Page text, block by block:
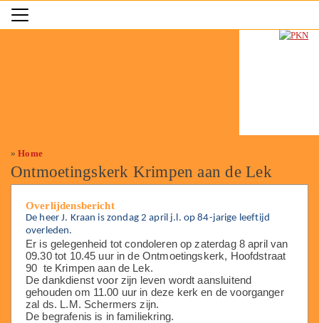
»Home
Ontmoetingskerk Krimpen aan de Lek
Overlijdensbericht
De heer J. Kraan is zondag 2 april j.l. op 84-jarige leeftijd
overleden.
Er is gelegenheid tot condoleren op zaterdag 8 april van
09.30 tot 10.45 uur in de Ontmoetingskerk, Hoofdstraat
90 te Krimpen aan de Lek.
De dankdienst voor zijn leven wordt aansluitend
gehouden om 11.00 uur in deze kerk en de voorganger
zal ds. L.M. Schermers zijn.
De begrafenis is in familiekring.